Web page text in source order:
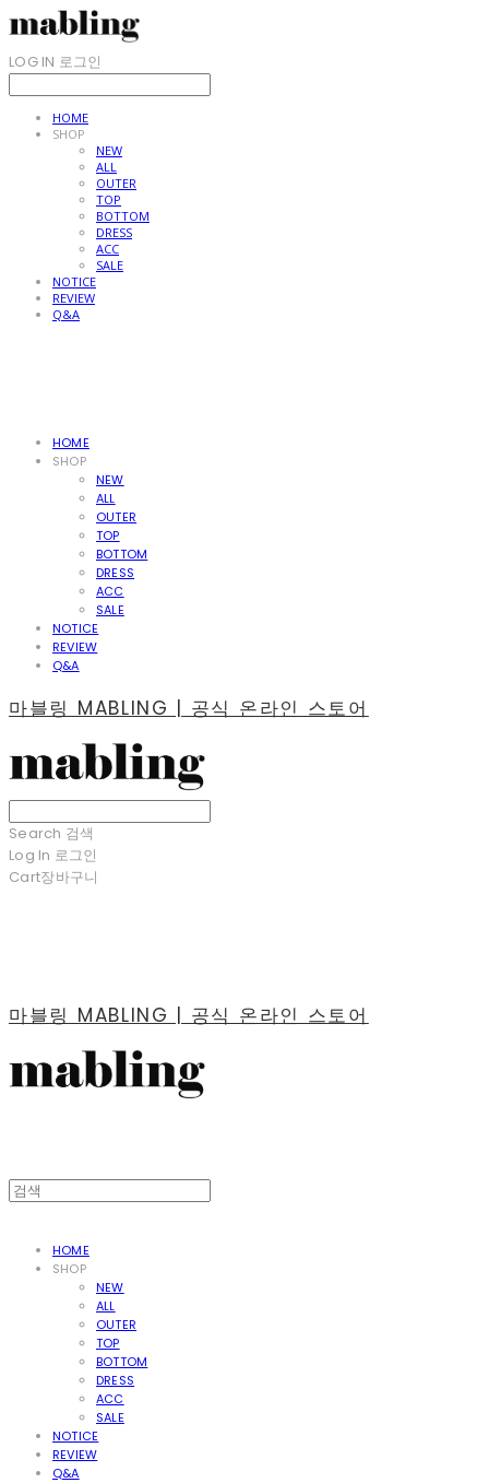
LOG IN 로그인
HOME
SHOP
NEW
ALL
OUTER
TOP
BOTTOM
DRESS
ACC
SALE
NOTICE
REVIEW
Q&A
HOME
SHOP
NEW
ALL
OUTER
TOP
BOTTOM
DRESS
ACC
SALE
NOTICE
REVIEW
Q&A
마블링 MABLING | 공식 온라인 스토어
Search 검색
Log In 로그인
Cart장바구니
마블링 MABLING | 공식 온라인 스토어
HOME
SHOP
NEW
ALL
OUTER
TOP
BOTTOM
DRESS
ACC
SALE
NOTICE
REVIEW
Q&A